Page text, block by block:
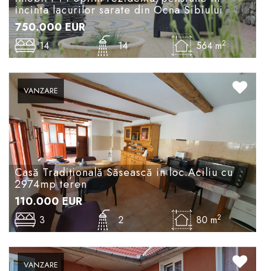
incinta lacurilor sarate din Ocna Sibiului
750.000EUR
14 14 564 m2
VANZARE
Casă Tradițională Săsească in loc.Aciliu cu
2974mp teren
110.000EUR
3 2 80 m2
VANZARE